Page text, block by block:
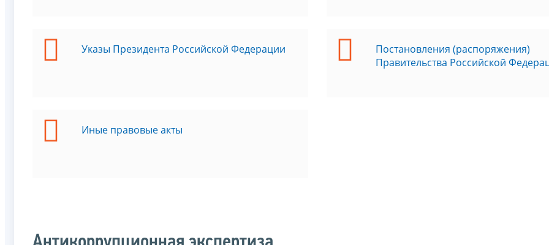
Указы Президента Российской Федерации
Иные правовые акты
Постановления (распоряжения)
Правительства Российской